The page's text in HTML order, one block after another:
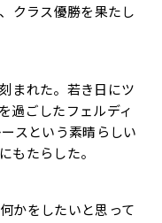
クラス優勝を果たし
まれた。若き日にツ
過ごしたフェルディ
スという素晴らしい
もたらした。
かをしたいと思って